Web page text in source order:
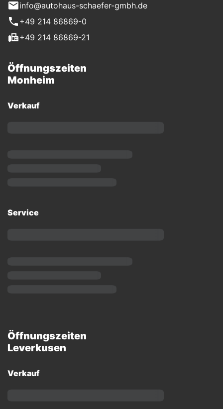
info@autohaus-schaefer-gmbh.de
+49 214 86869-0
+49 214 86869-21
Öffnungszeiten
Monheim
Verkauf
Service
Öffnungszeiten
Leverkusen
Verkauf